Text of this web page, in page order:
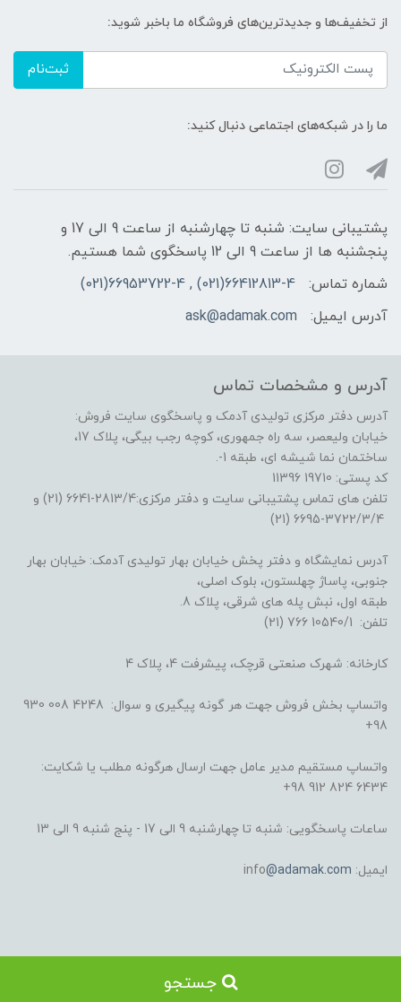
از تخفیف‌ها و جدیدترین‌های فروشگاه ما باخبر شوید:
ثبت‌نام
ما را در شبکه‌های اجتماعی دنبال کنید:
پشتیبانی سایت: شنبه تا چهارشنبه از ساعت 9 الی 17 و
پنجشنبه ها از ساعت 9 الی 12 پاسخگوی شما هستیم.
شماره تماس:
66412813-4(021) , 66953722-4(021)
آدرس ایمیل:
ask@adamak.com
آدرس و مشخصات تماس
آدرس دفتر مرکزی تولیدی آدمک و پاسخگوی سایت فروش:
خیابان ولیعصر، سه راه جمهوری، کوچه رجب بیگی، پلاک 17،
ساختمان نما شیشه ای، طبقه 1-.
کد پستی: 19710 11396
تلفن های تماس پشتیبانی سایت و دفتر مرکزی:2813/4-6641 (21) و
آدرس نمایشگاه و دفتر پخش خیابان بهار تولیدی آدمک: خیابان بهار
جنوبی، پاساژ چهلستون، بلوک اصلی،
طبقه اول، نبش پله های شرقی، پلاک 8.
تلفن: 10540/1 766 (21)
کارخانه: شهرک صنعتی قرچک، پیشرفت 4، پلاک 4
واتساپ بخش فروش جهت هر گونه پیگیری و سوال: 4248 008 930
98+
واتساپ مستقیم مدیر عامل جهت ارسال هرگونه مطلب یا شکایت:
6434 824 912 98+
ساعات پاسخگویی: شنبه تا چهارشنبه 9 الی 17 - پنج شنبه 9 الی 13
ایمیل: info @adamak.com
کلیه حقوق این سایت متعلق به برند آدمک می باشد.